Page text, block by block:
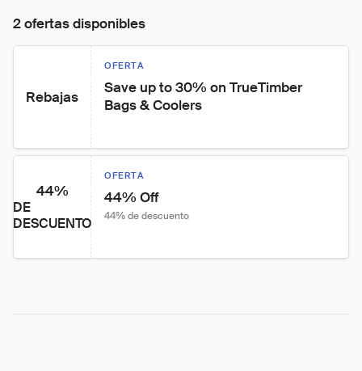
2 ofertas disponibles
Rebajas
OFERTA
Save up to 30% on TrueTimber
Bags & Coolers
44%
DE
DESCUENTO
OFERTA
44% Off
44% de descuento